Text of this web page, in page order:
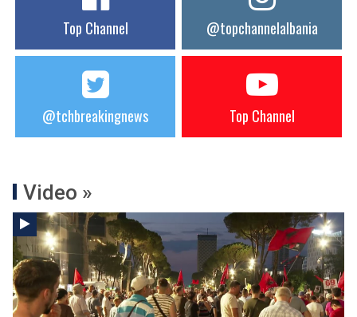
Top Channel @topchannelalbania
@tchbreakingnews Top Channel
Video »